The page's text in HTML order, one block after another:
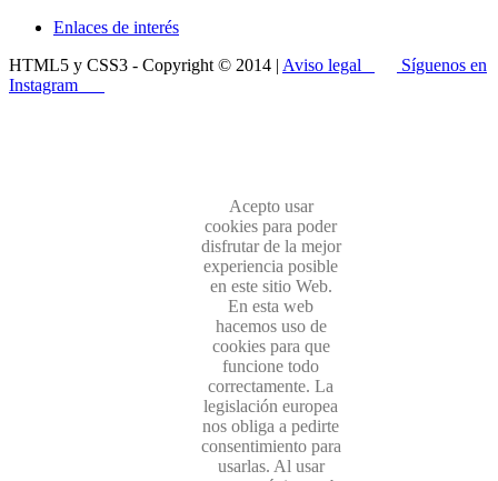
Enlaces de interés
HTML5 y CSS3 - Copyright © 2014 | Aviso legal
Síguenos en
Instagram
Acepto usar
cookies para poder
disfrutar de la mejor
experiencia posible
en este sitio Web.
En esta web
hacemos uso de
cookies para que
funcione todo
correctamente. La
legislación europea
nos obliga a pedirte
consentimiento para
usarlas. Al usar